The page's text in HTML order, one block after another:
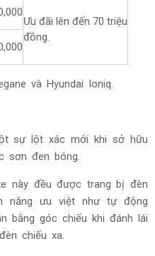
Ưu đãi lên đến 70 triệu
đồng.
và Hyundai Ioniq.
sự lột xác mới khi sở hữu
sơn đen bóng.
này đều được trang bị đèn
năng ưu việt như tự động
bằng góc chiếu khi đánh lái
chiếu xa.